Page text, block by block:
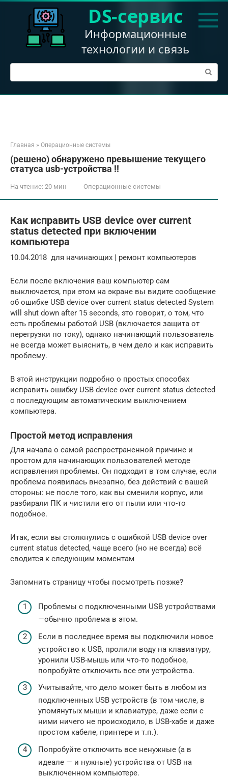
Перейти
DS-сервис
Информационные
технологии и связь
Поиск:
Главная » Операционные системы
(решено) обнаружено превышение текущего
статуса usb-устройства !!
На чтение: 20 мин Операционные системы
Как исправить USB device over current
status detected при включении
компьютера
10.04.2018 для начинающих | ремонт компьютеров
Если после включения ваш компьютер сам
выключается, при этом на экране вы видите сообщение
об ошибке USB device over current status detected System
will shut down after 15 seconds, это говорит, о том, что
есть проблемы работой USB (включается защита от
перегрузки по току), однако начинающий пользователь
не всегда может выяснить, в чем дело и как исправить
проблему.
В этой инструкции подробно о простых способах
исправить ошибку USB device over current status detected
с последующим автоматическим выключением
компьютера.
Простой метод исправления
Для начала о самой распространенной причине и
простом для начинающих пользователей методе
исправления проблемы. Он подходит в том случае, если
проблема появилась внезапно, без действий с вашей
стороны: не после того, как вы сменили корпус, или
разбирали ПК и чистили его от пыли или что-то
подобное.
Итак, если вы столкнулись с ошибкой USB device over
current status detected, чаще всего (но не всегда) всё
сводится к следующим моментам
Запомнить страницу чтобы посмотреть позже?
Проблемы с подключенными USB устройствами
—обычно проблема в этом.
Если в последнее время вы подключили новое
устройство к USB, пролили воду на клавиатуру,
уронили USB-мышь или что-то подобное,
попробуйте отключить все эти устройства.
Учитывайте, что дело может быть в любом из
подключенных USB устройств (в том числе, в
упомянутых мыши и клавиатуре, даже если с
ними ничего не происходило, в USB-хабе и даже
простом кабеле, принтере и т.п.).
Попробуйте отключить все ненужные (а в
идеале — и нужные) устройства от USB на
выключенном компьютере.